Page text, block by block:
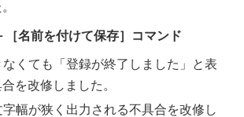
［名前を付けて保存］コマンド
くても「登録が終了しました」と表
を改修しました。
幅が狭く出力される不具合を改修し